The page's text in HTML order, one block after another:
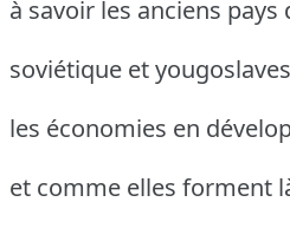
à savoir les anciens pays
soviétique et
les économies en
et comme elles forment